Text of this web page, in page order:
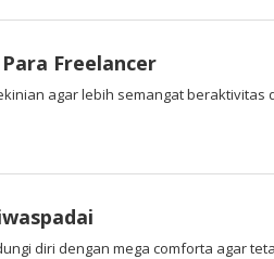
Freelancer
agar lebih semangat beraktivitas
diri dengan mega comforta agar